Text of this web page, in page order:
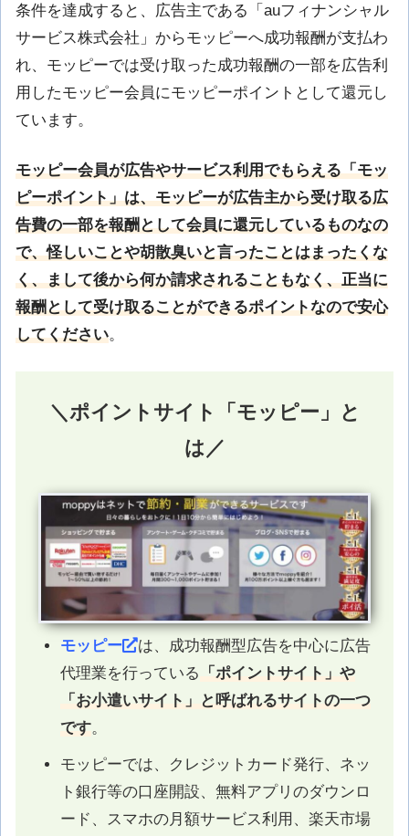
条件を達成すると、広告主である「auフィナンシャル
サービス株式会社」からモッピーへ成功報酬が支払わ
れ、モッピーでは受け取った成功報酬の一部を広告利
用したモッピー会員にモッピーポイントとして還元し
ています。
モッピー会員が広告やサービス利用でもらえる「モッ
ピーポイント」は、モッピーが広告主から受け取る広
告費の一部を報酬として会員に還元しているものなの
で、怪しいことや胡散臭いと言ったことはまったくな
く、まして後から何か請求されることもなく、正当に
報酬として受け取ることができるポイントなので安心
してください。
＼ポイントサイト「モッピー」と
は／
モッピー
は、成功報酬型広告を中心に広告
代理業を行っている 「ポイントサイト」や
「お小遣いサイト」と呼ばれるサイトの一つ
です。
モッピーでは、クレジットカード発行、ネッ
ト銀行等の口座開設、無料アプリのダウンロ
ード、スマホの月額サービス利用、楽天市場